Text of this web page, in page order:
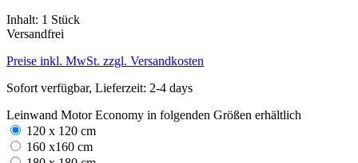
Inhalt: 1 Stück
Versandfrei
Preise inkl. MwSt. zzgl. Versandkosten
Sofort verfügbar, Lieferzeit: 2-4 days
Leinwand Motor Economy in folgenden Größen erhältlich
120 x 120 cm
160 x160 cm